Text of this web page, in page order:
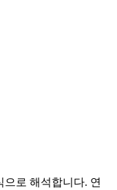
로 해석합니다. 연